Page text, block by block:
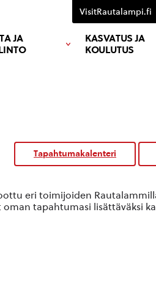
JA
KASVATUS JA
KOULUTUS
VisitRautalampi.fi
Tapahtumakalenteri
eri toimijoiden
oman tapahtumasi lisättäväksi